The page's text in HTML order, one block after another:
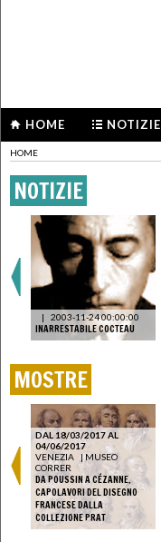
HOME NOTIZIE
HOME
NOTIZIE
| 2003-11-24 00:00:00
INARRESTABILE COCTEAU
MOSTRE
DAL 18/03/2017 AL
04/06/2017
VENEZIA
| MUSEO
CORRER
DA POUSSIN A CÉZANNE.
CAPOLAVORI DEL DISEGNO
FRANCESE DALLA
COLLEZIONE PRAT